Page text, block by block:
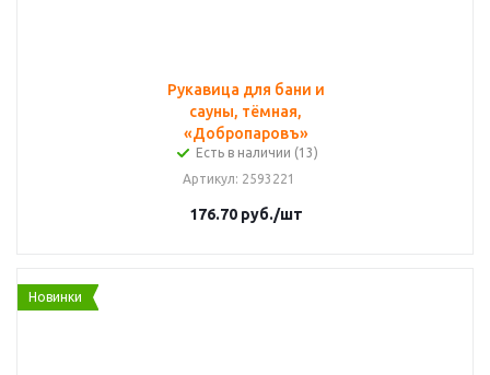
Рукавица для бани и
сауны, тёмная,
«Добропаровъ»
Есть в наличии (13)
Артикул: 2593221
176.70руб./шт
Новинки